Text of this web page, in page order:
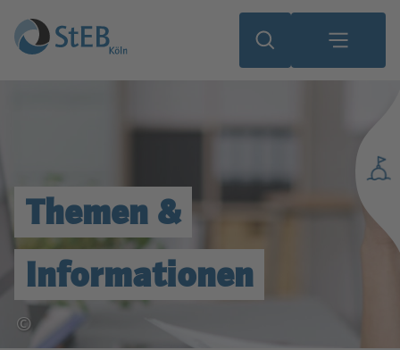
Themen &
Informationen
©